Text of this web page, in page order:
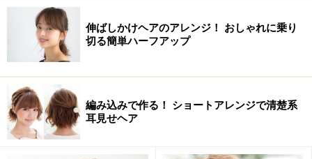
下準備のやり方
ベースのヘアアレンジ・土台の作り方
アップヘアの前髪の整え方・ヘアアレンジのやり方
伸ばしかけヘアのアレンジ！ おしゃれに乗り
切る簡単ハーフアップ
編み込みで作る！ ショートアレンジで清楚系
耳見せヘア